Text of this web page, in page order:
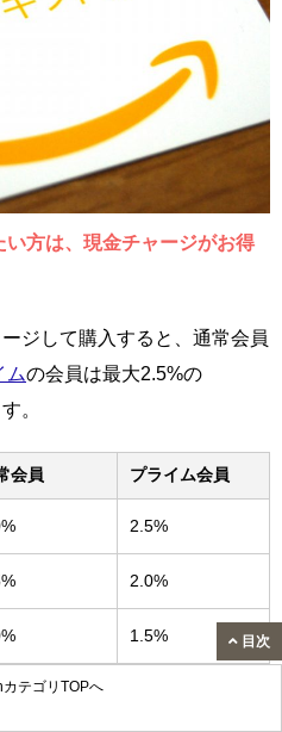
テゴリTOPへ
方は、現金チャージがお得
ジして購入すると、通常会員
ムの会員は最大2.5%の
。
会員 プライム会員
2.5%
2.0%
1.5% 目次